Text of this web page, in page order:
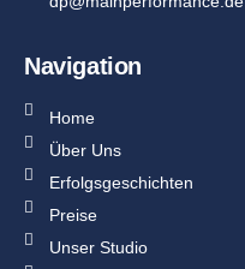
Navigation
Home
Über Uns
Erfolgsgeschichten
Preise
Unser Studio